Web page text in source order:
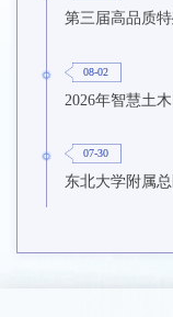
08-02
07-30
东北大学附属